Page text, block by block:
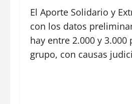
El Aporte Solidario y
con los datos
hay entre 2.000 y
grupo, con causas